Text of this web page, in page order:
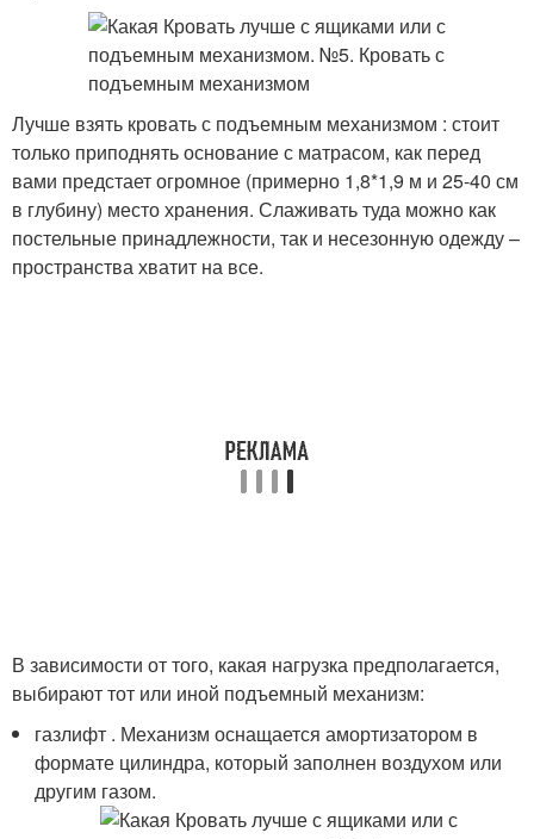
Лучше взять кровать с подъемным механизмом : стоит
только приподнять основание с матрасом, как перед
вами предстает огромное (примерно 1,8*1,9 м и 25-40 см
в глубину) место хранения. Слаживать туда можно как
постельные принадлежности, так и несезонную одежду –
пространства хватит на все.
В зависимости от того, какая нагрузка предполагается,
выбирают тот или иной подъемный механизм:
газлифт . Механизм оснащается амортизатором в
формате цилиндра, который заполнен воздухом или
другим газом.